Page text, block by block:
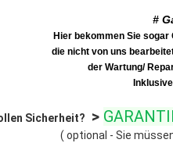
#
Hier bekommen Sie sogar
die nicht von uns
der Wartung/
Sicherheit? >
( optional - Sie